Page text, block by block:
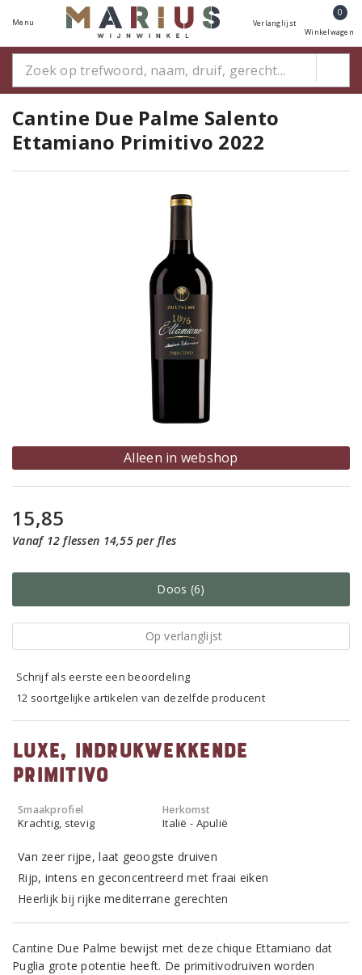
Menu Verlanglijst
0
Winkelwagen
Cantine Due Palme Salento
Ettamiano Primitivo 2022
Alleen in webshop
15,85
Vanaf 12 flessen 14,55 per fles
Doos (6)
Op verlanglijst
Schrijf als eerste een beoordeling
12 soortgelijke artikelen van dezelfde producent
Luxe, indrukwekkende
Primitivo
Smaakprofiel
Krachtig, stevig
Herkomst
Italië - Apulië
Van zeer rijpe, laat geoogste druiven
Rijp, intens en geconcentreerd met fraai eiken
Heerlijk bij rijke mediterrane gerechten
Cantine Due Palme bewijst met deze chique Ettamiano dat
Puglia grote potentie heeft. De primitivodruiven worden